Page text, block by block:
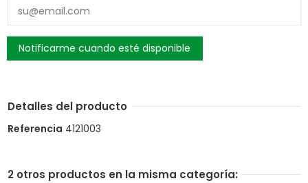
Detalles del producto
Referencia 4121003
2 otros productos en la misma categoría: